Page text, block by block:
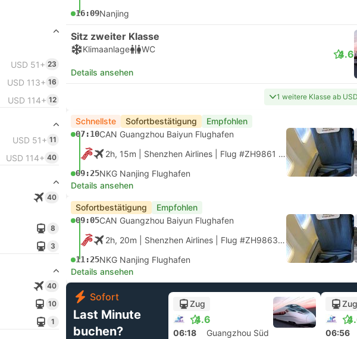
USD 51+ 23
USD 113+ 16
USD 114+ 12
USD 51+ 11
USD 114+ 40
40
8
3
40
10
1
16:09Nanjing
Sitz zweiter Klasse
Klimaanlage WC
Details ansehen
4.6
1 weitere Klasse ab
Schnellste Sofortbestätigung Empfohlen
07:10CAN Guangzhou Baiyun Flughafen
2h, 15m | Shenzhen Airlines Flug #ZH9861 Economy
09:25NKG Nanjing Flughafen
Details ansehen
Sofortbestätigung Empfohlen
09:05CAN Guangzhou Baiyun Flughafen
2h, 20m | Shenzhen Airlines Flug #ZH9863|Economy
11:25NKG Nanjing Flughafen
Details ansehen
Sofort
Last Minute
buchen?
Zug
4.6
06:18 Guangzhou Süd
Zug
06:56